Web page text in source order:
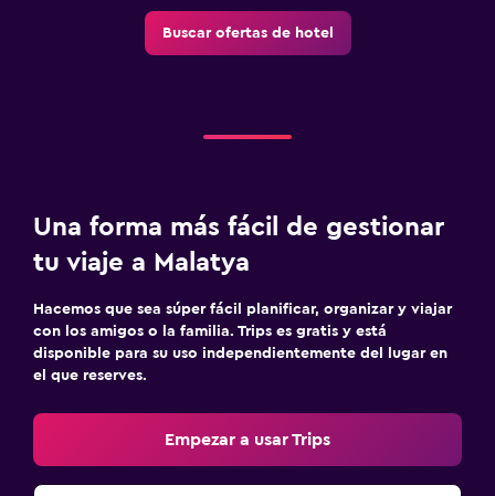
Buscar ofertas de hotel
Una forma más fácil de gestionar
tu viaje a Malatya
Hacemos que sea súper fácil planificar, organizar y viajar
con los amigos o la familia. Trips es gratis y está
disponible para su uso independientemente del lugar en
el que reserves.
Empezar a usar Trips